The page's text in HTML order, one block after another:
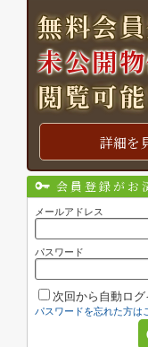
無料会
未公開
閲覧可
詳細を
会員登録がお
メールアドレス
パスワード
次回から自動ロ
パスワードを忘れた方は